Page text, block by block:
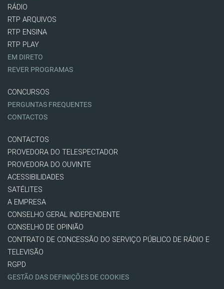
RÁDIO
RTP ARQUIVOS
RTP ENSINA
RTP PLAY
EM DIRETO
REVER PROGRAMAS
CONCURSOS
PERGUNTAS FREQUENTES
CONTACTOS
CONTACTOS
PROVEDORA DO TELESPECTADOR
PROVEDORA DO OUVINTE
ACESSIBILIDADES
SATÉLITES
A EMPRESA
CONSELHO GERAL INDEPENDENTE
CONSELHO DE OPINIÃO
CONTRATO DE CONCESSÃO DO SERVIÇO PÚBLICO DE RÁDIO E
TELEVISÃO
RGPD
GESTÃO DAS DEFINIÇÕES DE COOKIES